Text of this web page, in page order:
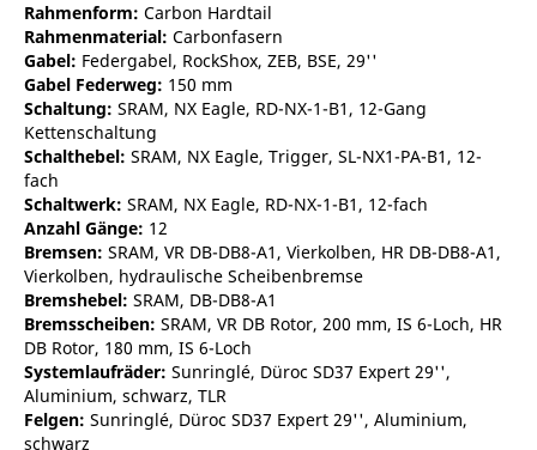
Rahmenform: Carbon Hardtail
Rahmenmaterial: Carbonfasern
Gabel: Federgabel, RockShox, ZEB, BSE, 29''
Gabel Federweg: 150 mm
Schaltung: SRAM, NX Eagle, RD-NX-1-B1, 12-Gang
Kettenschaltung
Schalthebel: SRAM, NX Eagle, Trigger, SL-NX1-PA-B1, 12-
fach
Schaltwerk: SRAM, NX Eagle, RD-NX-1-B1, 12-fach
Anzahl Gänge: 12
Bremsen: SRAM, VR DB-DB8-A1, Vierkolben, HR DB-DB8-A1,
Vierkolben, hydraulische Scheibenbremse
Bremshebel: SRAM, DB-DB8-A1
Bremsscheiben: SRAM, VR DB Rotor, 200 mm, IS 6-Loch, HR
DB Rotor, 180 mm, IS 6-Loch
Systemlaufräder: Sunringlé, Düroc SD37 Expert 29'',
Aluminium, schwarz, TLR
Felgen: Sunringlé, Düroc SD37 Expert 29'', Aluminium,
schwarz